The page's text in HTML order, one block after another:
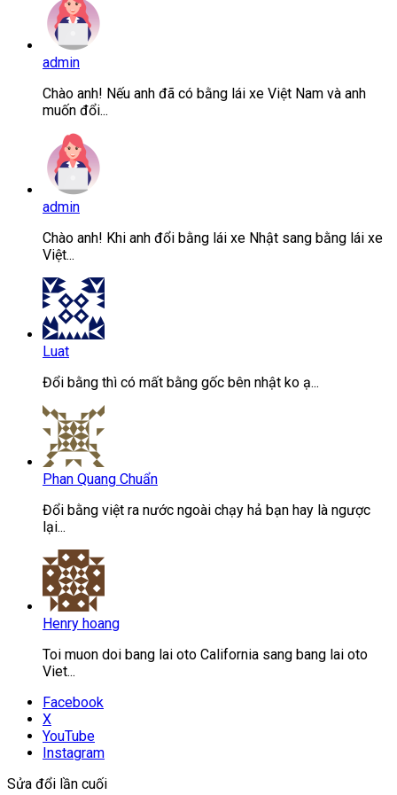
admin
Chào anh! Nếu anh đã có bằng lái xe Việt Nam và anh
muốn đổi...
admin
Chào anh! Khi anh đổi bằng lái xe Nhật sang bằng lái xe
Việt...
Luat
Đổi bằng thì có mất bằng gốc bên nhật ko ạ...
Phan Quang Chuẩn
Đổi bằng việt ra nước ngoài chạy hả bạn hay là ngược
lại...
Henry hoang
Toi muon doi bang lai oto California sang bang lai oto
Viet...
Facebook
X
YouTube
Instagram
Sửa đổi lần cuối